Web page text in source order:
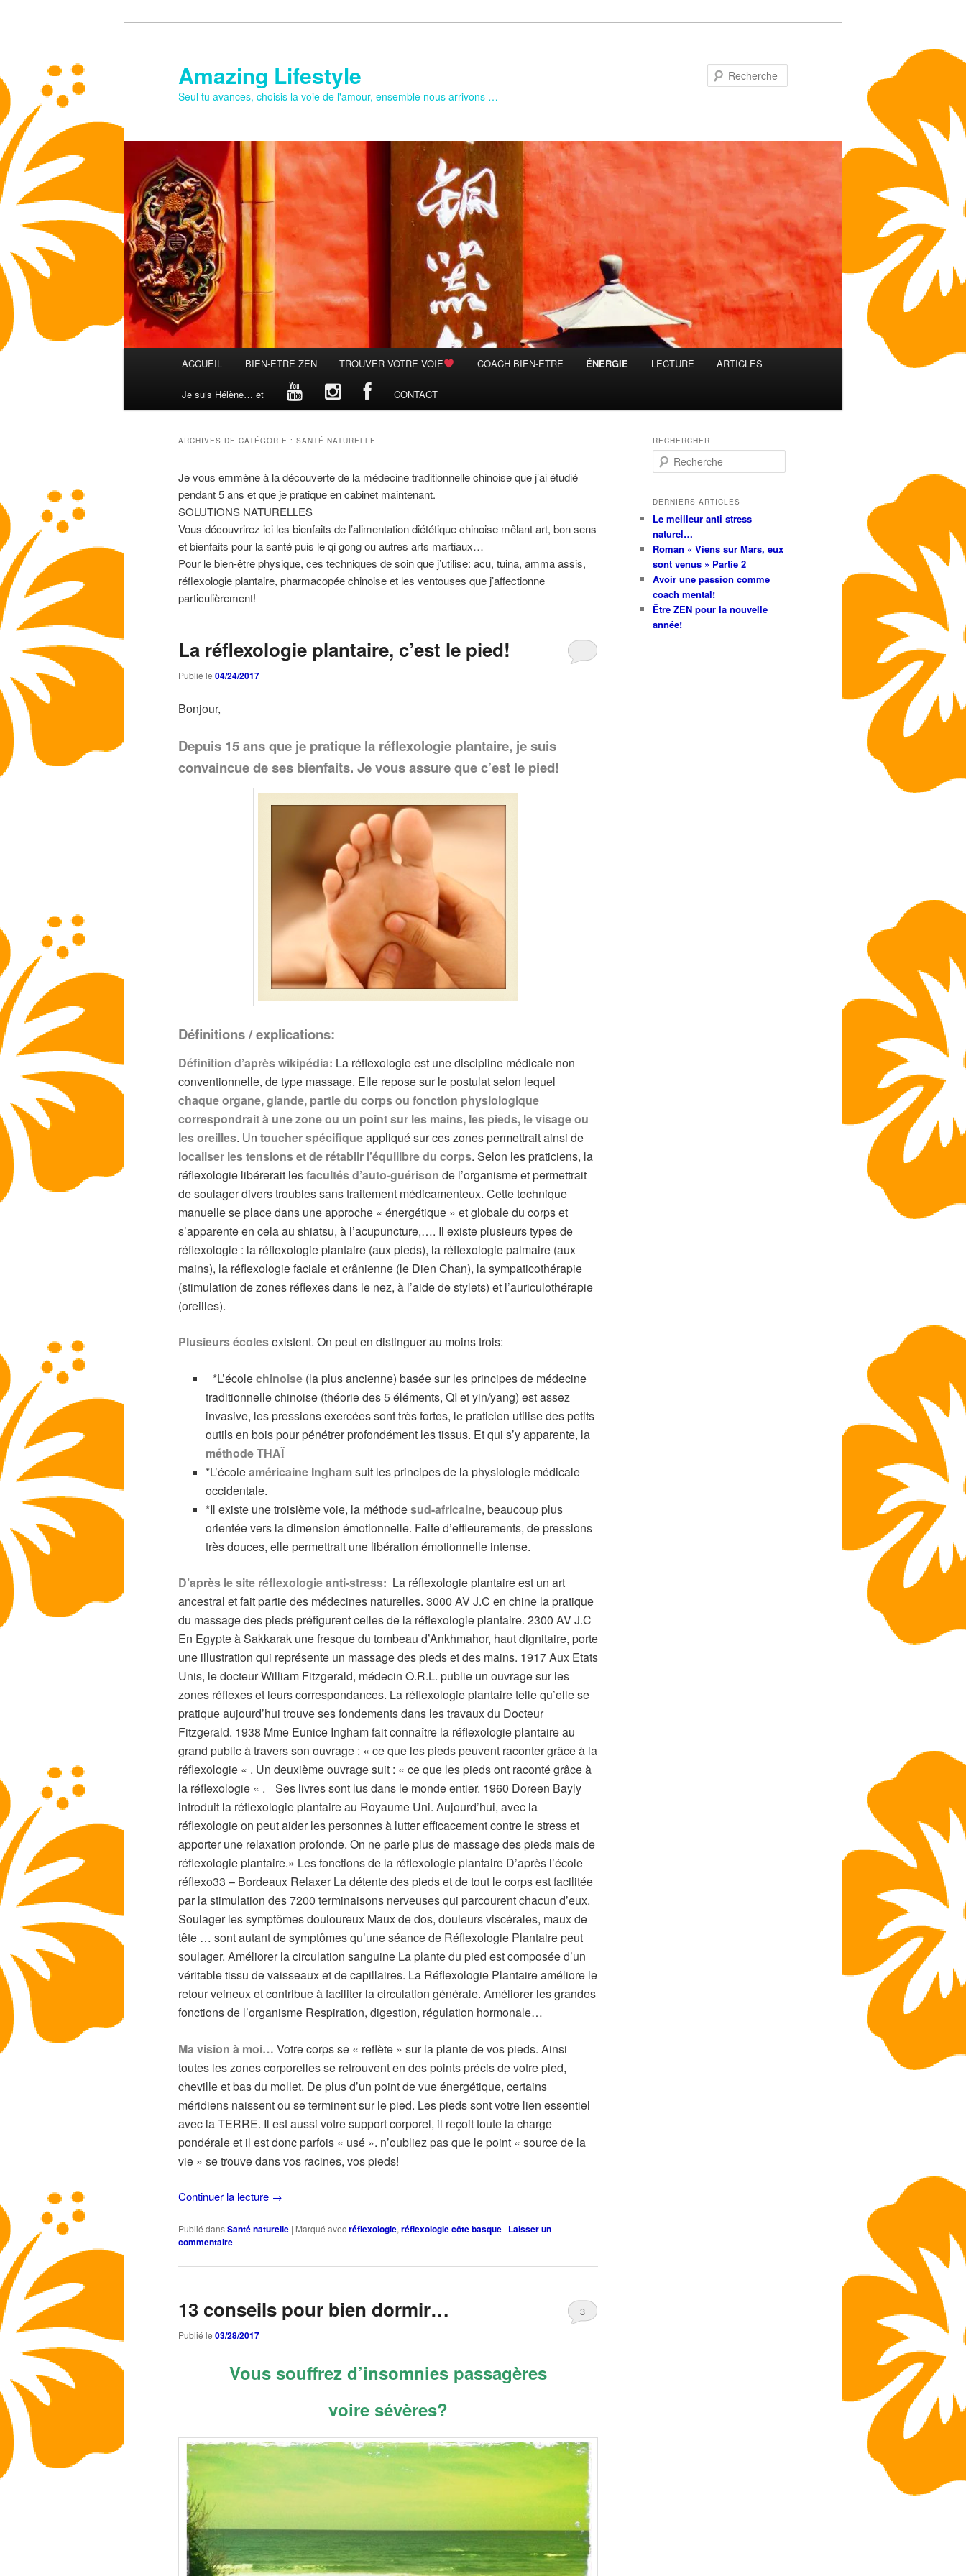
contenu
principal
contenu
secondaire
Amazing Lifestyle
Seul tu avances, choisis la voie de l'amour, ensemble nous arrivons …
ACCUEIL BIEN-ÊTRE ZEN TROUVER VOTRE VOIE COACH BIEN-ÊTRE ÉNERGIE LECTURE ARTICLES
Je suis Hélène… et CONTACT
ARCHIVES DE CATÉGORIE : SANTÉ NATURELLE
Je vous emmène à la découverte de la médecine traditionnelle chinoise que j’ai étudié
pendant 5 ans et que je pratique en cabinet maintenant.
SOLUTIONS NATURELLES
Vous découvrirez ici les bienfaits de l’alimentation diététique chinoise mêlant art, bon sens
et bienfaits pour la santé puis le qi gong ou autres arts martiaux…
Pour le bien-être physique, ces techniques de soin que j’utilise: acu, tuina, amma assis,
réflexologie plantaire, pharmacopée chinoise et les ventouses que j’affectionne
particulièrement!
La réflexologie plantaire, c’est le pied!
Publié le 04/24/2017
Bonjour,
Depuis 15 ans que je pratique la réflexologie plantaire, je suis
convaincue de ses bienfaits. Je vous assure que c’est le pied!
Définitions / explications:
Définition d’après wikipédia: La réflexologie est une discipline médicale non
conventionnelle, de type massage. Elle repose sur le postulat selon lequel
chaque organe, glande, partie du corps ou fonction physiologique
correspondrait à une zone ou un point sur les mains, les pieds, le visage ou
les oreilles. Un toucher spécifiqueappliqué sur ces zones permettrait ainsi de
localiser les tensions et de rétablir l’équilibre du corps. Selon les praticiens, la
réflexologie libérerait lesfacultés d’auto-guérison de l’organisme et permettrait
de soulager divers troubles sans traitement médicamenteux. Cette technique
manuelle se place dans une approche « énergétique » et globale du corps et
s’apparente en cela au shiatsu, à l’acupuncture,…. Il existe plusieurs types de
réflexologie : la réflexologie plantaire (aux pieds), la réflexologie palmaire (aux
mains), la réflexologie faciale et crânienne (le Dien Chan), la sympaticothérapie
(stimulation de zones réflexes dans le nez, à l’aide de stylets) et l’auriculothérapie
(oreilles).
Plusieurs écolesexistent. On peut en distinguer au moins trois:
*L’écolechinoise(la plus ancienne) basée sur les principes de médecine
traditionnelle chinoise (théorie des 5 éléments, QI et yin/yang) est assez
invasive, les pressions exercées sont très fortes, le praticien utilise des petits
outils en bois pour pénétrer profondément les tissus. Et qui s’y apparente, la
méthode THAÏ
*L’écoleaméricaine Ingham suit les principes de la physiologie médicale
occidentale.
*Il existe une troisième voie, la méthodesud-africaine, beaucoup plus
orientée vers la dimension émotionnelle. Faite d’effleurements, de pressions
très douces, elle permettrait une libération émotionnelle intense.
D’après le site réflexologie anti-stress: La réflexologie plantaire est un art
ancestral et fait partie des médecines naturelles. 3000 AV J.C en chine la pratique
du massage des pieds préfigurent celles de la réflexologie plantaire. 2300 AV J.C
En Egypte à Sakkarak une fresque du tombeau d’Ankhmahor, haut dignitaire, porte
une illustration qui représente un massage des pieds et des mains. 1917 Aux Etats
Unis, le docteur William Fitzgerald, médecin O.R.L. publie un ouvrage sur les
zones réflexes et leurs correspondances. La réflexologie plantaire telle qu’elle se
pratique aujourd’hui trouve ses fondements dans les travaux du Docteur
Fitzgerald. 1938 Mme Eunice Ingham fait connaître la réflexologie plantaire au
grand public à travers son ouvrage : « ce que les pieds peuvent raconter grâce à la
réflexologie « . Un deuxième ouvrage suit : « ce que les pieds ont raconté grâce à
la réflexologie « . Ses livres sont lus dans le monde entier. 1960 Doreen Bayly
introduit la réflexologie plantaire au Royaume Uni. Aujourd’hui, avec la
réflexologie on peut aider les personnes à lutter efficacement contre le stress et
apporter une relaxation profonde. On ne parle plus de massage des pieds mais de
réflexologie plantaire.» Les fonctions de la réflexologie plantaire D’après l’école
réflexo33 – Bordeaux Relaxer La détente des pieds et de tout le corps est facilitée
par la stimulation des 7200 terminaisons nerveuses qui parcourent chacun d’eux.
Soulager les symptômes douloureux Maux de dos, douleurs viscérales, maux de
tête … sont autant de symptômes qu’une séance de Réflexologie Plantaire peut
soulager. Améliorer la circulation sanguine La plante du pied est composée d’un
véritable tissu de vaisseaux et de capillaires. La Réflexologie Plantaire améliore le
retour veineux et contribue à faciliter la circulation générale. Améliorer les grandes
fonctions de l’organisme Respiration, digestion, régulation hormonale…
Ma vision à moi… Votre corps se « reflète » sur la plante de vos pieds. Ainsi
toutes les zones corporelles se retrouvent en des points précis de votre pied,
cheville et bas du mollet. De plus d’un point de vue énergétique, certains
méridiens naissent ou se terminent sur le pied. Les pieds sont votre lien essentiel
avec la TERRE. Il est aussi votre support corporel, il reçoit toute la charge
pondérale et il est donc parfois « usé ». n’oubliez pas que le point « source de la
vie » se trouve dans vos racines, vos pieds!
Continuer la lecture →
Publié dansSanté naturelle | Marqué avecréflexologie, réflexologie côte basque | Laisser un
commentaire
13 conseils pour bien dormir…
Publié le 03/28/2017
3
Vous souffrez d’insomnies passagères
voire sévères?
RECHERCHER
e
h
r
c
h
e
DERNIERS ARTICLES
Le meilleur anti stress
naturel…
Roman « Viens sur Mars, eux
sont venus » Partie 2
Avoir une passion comme
coach mental!
Être ZEN pour la nouvelle
année!